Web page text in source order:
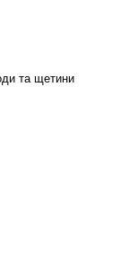
та щетини